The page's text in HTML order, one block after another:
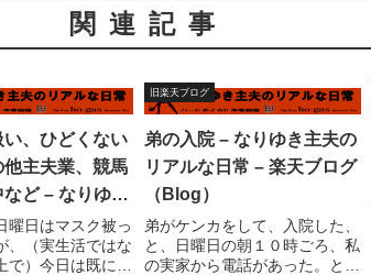
関連記事
い、ひどくない
主夫業、競馬
ど – なりゆき
な日常 – 楽天
）
曜日はマスク被っ
、（実生活ではな
で）今日は既にバ
旧楽天ブログ
弟の入院 – なりゆき主夫の
リアルな日常 – 楽天ブログ
（Blog）
弟がケンカをして、入院した、
と、日曜日の朝１０時ごろ、私
の実家から電話があった。とに